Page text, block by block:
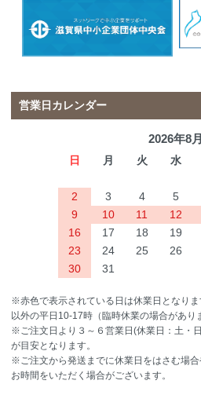
営業日カレンダー
2026年8月
日 月 火 水
2
3 4 5
9
10 11 12
16
17 18 19
23
24 25 26
30
31
※赤色で表示されている日は休業日となり
以外の平日10-17時（臨時休業の場合があり
※ご注文日より３～６営業日(休業日：土・
が目安となります。
※ご注文から発送までに休業日をはさむ場
お時間をいただく場合がございます。